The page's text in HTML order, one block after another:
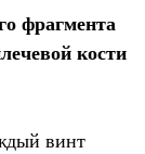
фрагмента
кости
винт